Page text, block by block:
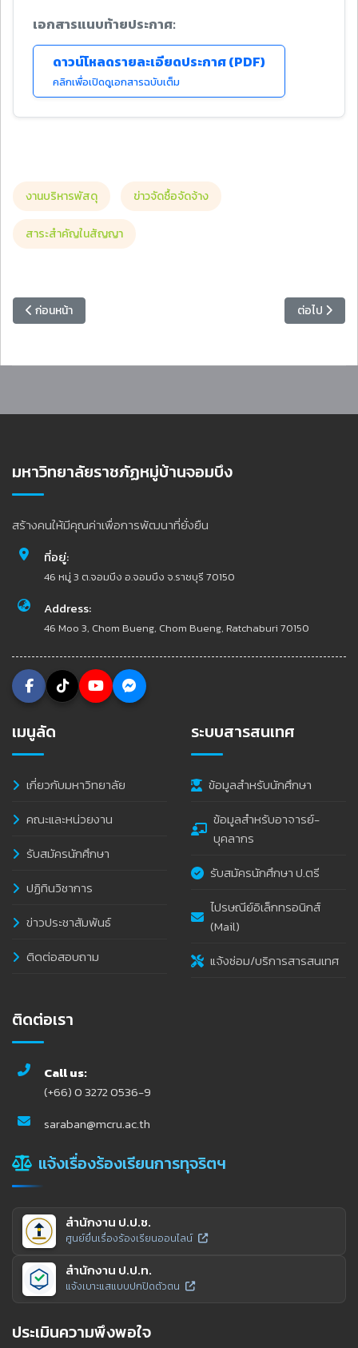
เอกสารแนบท้ายประกาศ:
ดาวน์โหลดรายละเอียดประกาศ (PDF)
คลิกเพื่อเปิดดูเอกสารฉบับเต็ม
งานบริหารพัสดุ ข่าวจัดซื้อจัดจ้าง
สาระสำคัญในสัญญา
เนื้อหาก่อนหน้า: ประกาศยกเลิกประกาศ ประกวดราคาจ้างก่อสร้างปรับปรุ
ก่อนหน้า เนื้อหาถัดไป
ต่อไป
มหาวิทยาลัยราชภัฏหมู่บ้านจอมบึง
สร้างคนให้มีคุณค่าเพื่อการพัฒนาที่ยั่งยืน
ที่อยู่:
46 หมู่ 3 ต.จอมบึง อ.จอมบึง จ.ราชบุรี 70150
Address:
46 Moo 3, Chom Bueng, Chom Bueng, Ratchaburi 70150
เมนูลัด
เกี่ยวกับมหาวิทยาลัย
คณะและหน่วยงาน
รับสมัครนักศึกษา
ปฏิทินวิชาการ
ข่าวประชาสัมพันธ์
ติดต่อสอบถาม
ระบบสารสนเทศ
ข้อมูลสำหรับนักศึกษา
ข้อมูลสำหรับอาจารย์-
บุคลากร
รับสมัครนักศึกษา ป.ตรี
ไปรษณีย์อิเล็กทรอนิกส์
(Mail)
แจ้งซ่อม/บริการสารสนเทศ
ติดต่อเรา
Call us:
(+66) 0 3272 0536-9
saraban@mcru.ac.th
แจ้งเรื่องร้องเรียนการทุจริตฯ
สำนักงาน ป.ป.ช.
ศูนย์ยื่นเรื่องร้องเรียนออนไลน์
สำนักงาน ป.ป.ท.
แจ้งเบาะแสแบบปกปิดตัวตน
ประเมินความพึงพอใจ